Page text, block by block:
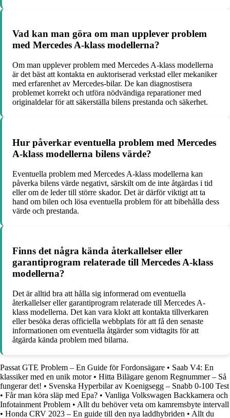
Vad kan man göra om man upplever problem
med Mercedes A-klass modellerna?
Om man upplever problem med Mercedes A-klass modellerna
är det bäst att kontakta en auktoriserad verkstad eller mekaniker
med erfarenhet av Mercedes-bilar. De kan diagnostisera
problemet korrekt och utföra nödvändiga reparationer med
originaldelar för att säkerställa bilens prestanda och säkerhet.
Hur påverkar eventuella problem med Mercedes
A-klass modellerna bilens värde?
Eventuella problem med Mercedes A-klass modellerna kan
påverka bilens värde negativt, särskilt om de inte åtgärdas i tid
eller om de leder till större skador. Det är därför viktigt att ta
hand om bilen och lösa eventuella problem för att bibehålla dess
värde och prestanda.
Finns det några kända återkallelser eller
garantiprogram relaterade till Mercedes A-klass
modellerna?
Det är alltid bra att hålla sig informerad om eventuella
återkallelser eller garantiprogram relaterade till Mercedes A-
klass modellerna. Det kan vara klokt att kontakta tillverkaren
eller besöka deras officiella webbplats för att få den senaste
informationen om eventuella åtgärder som vidtagits för att
åtgärda kända problem med bilarna.
Passat GTE Problem – En Guide för Fordonsägare • Saab V4: En
klassiker med en unik motor• Hitta Bilägare genom Regnummer – Så
fungerar det! • Svenska Hyperbilar av Koenigsegg – Snabb 0-100 Test
• Får man köra släp med Epa? • Vanliga Volkswagen Backkamera och
Infotainment Problem • Allt du behöver veta om kamremsbyte intervall
• Honda CRV 2023 – En guide till den nya laddhybriden • Allt du